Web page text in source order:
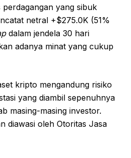
yang sibuk
netral +$275.0K (51%
dalam jendela 30 hari
adanya minat yang cukup
kripto mengandung risiko
yang diambil sepenuhnya
masing-masing investor.
diawasi oleh Otoritas Jasa